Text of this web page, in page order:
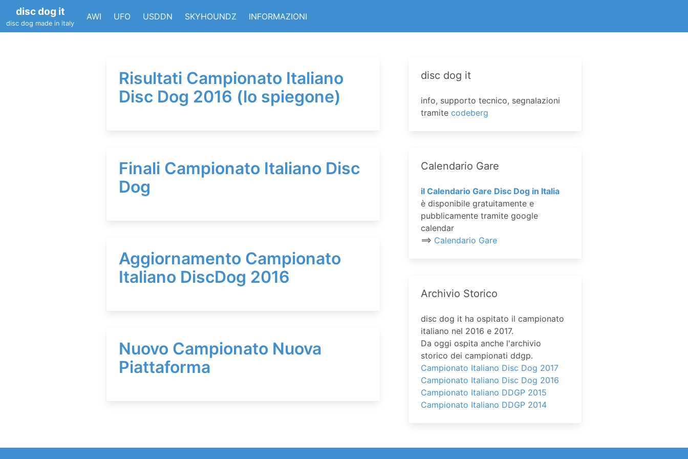
disc dog it
disc dog made in italy
AWI UFO USDDN SKYHOUNDZ INFORMAZIONI
Risultati Campionato Italiano
Disc Dog 2016 (lo spiegone)
Finali Campionato Italiano Disc
Dog
Aggiornamento Campionato
Italiano DiscDog 2016
Nuovo Campionato Nuova
Piattaforma
disc dog it
info, supporto tecnico, segnalazioni
tramitecodeberg
Calendario Gare
il Calendario Gare Disc Dog in Italia
è disponibile gratuitamente e
pubblicamente tramite google
calendar
==> Calendario Gare
Archivio Storico
disc dog it ha ospitato il campionato
italiano nel 2016 e 2017.
Da oggi ospita anche l'archivio
storico dei campionati ddgp.
Campionato Italiano Disc Dog 2017
Campionato Italiano Disc Dog 2016
Campionato Italiano DDGP 2015
Campionato Italiano DDGP 2014